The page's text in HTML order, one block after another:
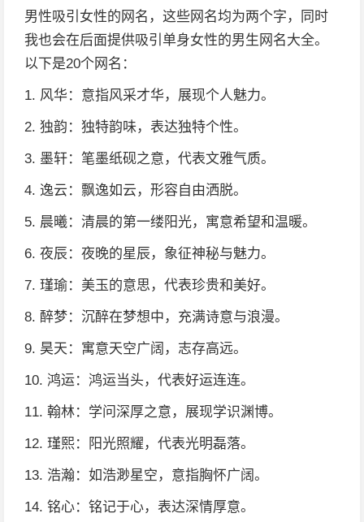
男性吸引女性的网名，这些网名均为两个字，同时
我也会在后面提供吸引单身女性的男生网名大全。
以下是20个网名：
1. 风华：意指风采才华，展现个人魅力。
2. 独韵：独特韵味，表达独特个性。
3. 墨轩：笔墨纸砚之意，代表文雅气质。
4. 逸云：飘逸如云，形容自由洒脱。
5. 晨曦：清晨的第一缕阳光，寓意希望和温暖。
6. 夜辰：夜晚的星辰，象征神秘与魅力。
7. 瑾瑜：美玉的意思，代表珍贵和美好。
8. 醉梦：沉醉在梦想中，充满诗意与浪漫。
9. 昊天：寓意天空广阔，志存高远。
10. 鸿运：鸿运当头，代表好运连连。
11. 翰林：学问深厚之意，展现学识渊博。
12. 瑾熙：阳光照耀，代表光明磊落。
13. 浩瀚：如浩渺星空，意指胸怀广阔。
14. 铭心：铭记于心，表达深情厚意。